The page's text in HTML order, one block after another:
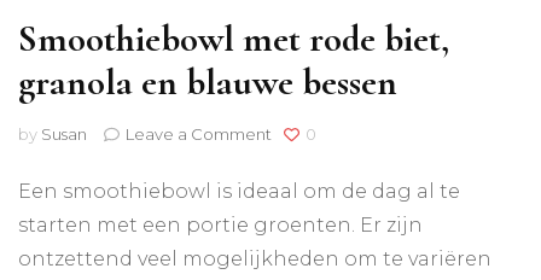
Smoothiebowl met rode biet,
granola en blauwe bessen
by Susan Leave a Comment on
met
biet,
granola
0
Een smoothiebowl is ideaal om de dag al te
starten met een portie groenten. Er zijn
ontzettend veel mogelijkheden om te variëren